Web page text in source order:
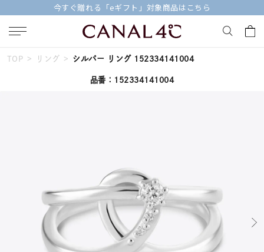
今すぐ贈れる「eギフト」対象商品はこちら
キーワードで検索する
ブランド Canal４℃
カテゴリー すべてのリング
TOP リング シルバー リング 152334141004
品番：152334141004